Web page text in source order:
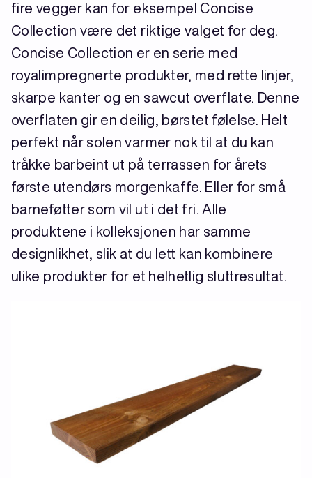
fire vegger kan for eksempel Concise
Collection være det riktige valget for deg.
Concise Collection er en serie med
royalimpregnerte produkter, med rette linjer,
skarpe kanter og en sawcut overflate. Denne
overflaten gir en deilig, børstet følelse. Helt
perfekt når solen varmer nok til at du kan
tråkke barbeint ut på terrassen for årets
første utendørs morgenkaffe. Eller for små
barneføtter som vil ut i det fri. Alle
produktene i kolleksjonen har samme
designlikhet, slik at du lett kan kombinere
ulike produkter for et helhetlig sluttresultat.